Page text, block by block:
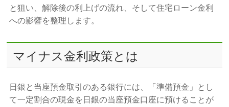
と狙い、解除後の利上げの流れ、そして住宅ローン金利
への影響を整理します。
マイナス金利政策とは
日銀と当座預金取引のある銀行には、「準備預金」とし
て一定割合の現金を日銀の当座預金口座に預けることが